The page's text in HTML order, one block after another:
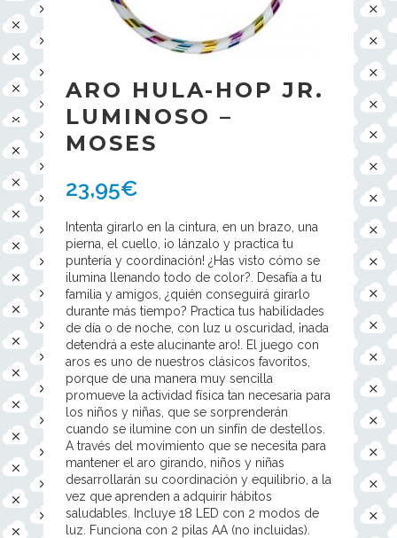
ARO HULA-HOP JR.
LUMINOSO –
MOSES
23,95€
Intenta girarlo en la cintura, en un brazo, una
pierna, el cuello, ¡o lánzalo y practica tu
puntería y coordinación! ¿Has visto cómo se
ilumina llenando todo de color?. Desafía a tu
familia y amigos, ¿quién conseguirá girarlo
durante más tiempo? Practica tus habilidades
de día o de noche, con luz u oscuridad, ¡nada
detendrá a este alucinante aro!. El juego con
aros es uno de nuestros clásicos favoritos,
porque de una manera muy sencilla
promueve la actividad física tan necesaria para
los niños y niñas, que se sorprenderán
cuando se ilumine con un sinfín de destellos.
A través del movimiento que se necesita para
mantener el aro girando, niños y niñas
desarrollarán su coordinación y equilibrio, a la
vez que aprenden a adquirir hábitos
saludables. Incluye 18 LED con 2 modos de
luz. Funciona con 2 pilas AA (no incluidas).